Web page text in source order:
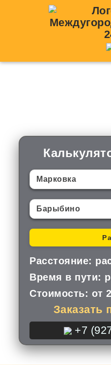
Марковка
Барыбино
Расстояние:
Время в пути:
Стоимость: от
Заказать
+7